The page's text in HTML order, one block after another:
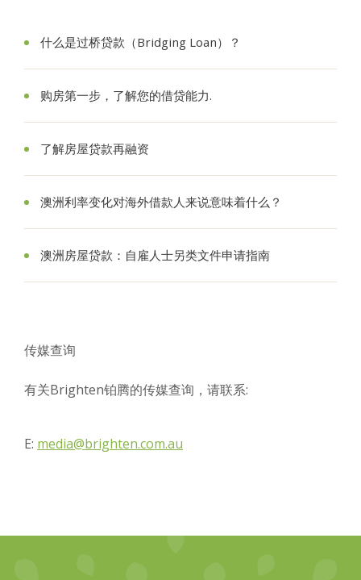
什么是过桥贷款（Bridging Loan）？
购房第一步，了解您的借贷能力.
了解房屋贷款再融资
澳洲利率变化对海外借款人来说意味着什么？
澳洲房屋贷款：自雇人士另类文件申请指南
传媒查询
有关Brighten铂腾的传媒查询，请联系:
E: media@brighten.com.au